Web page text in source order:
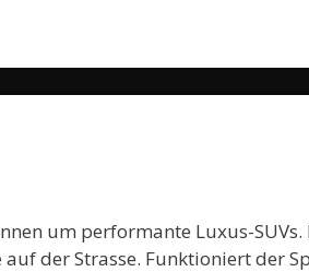
um performante Luxus-
der Strasse. Funktioniert der